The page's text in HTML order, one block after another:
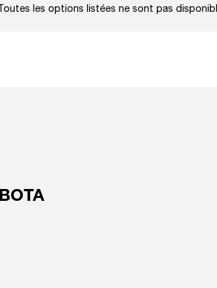
les options listées ne sont pas